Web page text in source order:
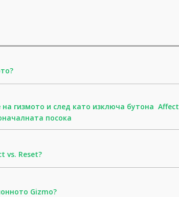
гизмото и след като изключа бутона Affect
посока
vs. Reset?
Gizmo?